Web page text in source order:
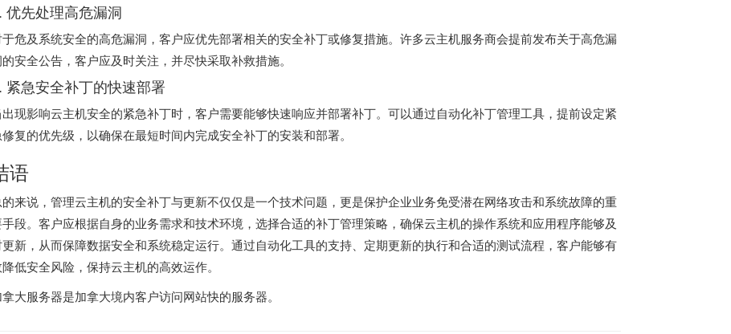
优先处理高危漏洞
于危及系统安全的高危漏洞，客户应优先部署相关的安全补丁或修复措施。许多云主机服务商会提前发布关于高危漏
安全公告，客户应及时关注，并尽快采取补救措施。
紧急安全补丁的快速部署
出现影响云主机安全的紧急补丁时，客户需要能够快速响应并部署补丁。可以通过自动化补丁管理工具，提前设定紧
修复的优先级，以确保在最短时间内完成安全补丁的安装和部署。
语
的来说，管理云主机的安全补丁与更新不仅仅是一个技术问题，更是保护企业业务免受潜在网络攻击和系统故障的重
段。客户应根据自身的业务需求和技术环境，选择合适的补丁管理策略，确保云主机的操作系统和应用程序能够及
更新，从而保障数据安全和系统稳定运行。通过自动化工具的支持、定期更新的执行和合适的测试流程，客户能够有
低安全风险，保持云主机的高效运作。
拿大服务器是加拿大境内客户访问网站快的服务器。